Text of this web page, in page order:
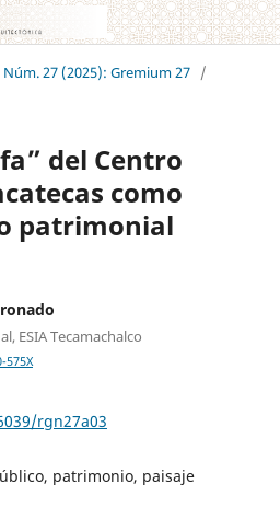
Núm. 27 (2025): Gremium 27 /
del Centro
como
patrimonial
ESIA Tecamachalco
575X
rgn27a03
patrimonio, paisaje